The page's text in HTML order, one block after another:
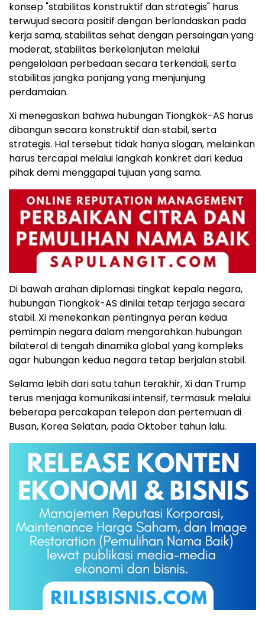
konsep "stabilitas konstruktif dan strategis" harus
terwujud secara positif dengan berlandaskan pada
kerja sama, stabilitas sehat dengan persaingan yang
moderat, stabilitas berkelanjutan melalui
pengelolaan perbedaan secara terkendali, serta
stabilitas jangka panjang yang menjunjung
perdamaian.
Xi menegaskan bahwa hubungan Tiongkok-AS harus
dibangun secara konstruktif dan stabil, serta
strategis. Hal tersebut tidak hanya slogan, melainkan
harus tercapai melalui langkah konkret dari kedua
pihak demi menggapai tujuan yang sama.
Di bawah arahan diplomasi tingkat kepala negara,
hubungan Tiongkok-AS dinilai tetap terjaga secara
stabil. Xi menekankan pentingnya peran kedua
pemimpin negara dalam mengarahkan hubungan
bilateral di tengah dinamika global yang kompleks
agar hubungan kedua negara tetap berjalan stabil.
Selama lebih dari satu tahun terakhir, Xi dan Trump
terus menjaga komunikasi intensif, termasuk melalui
beberapa percakapan telepon dan pertemuan di
Busan, Korea Selatan, pada Oktober tahun lalu.